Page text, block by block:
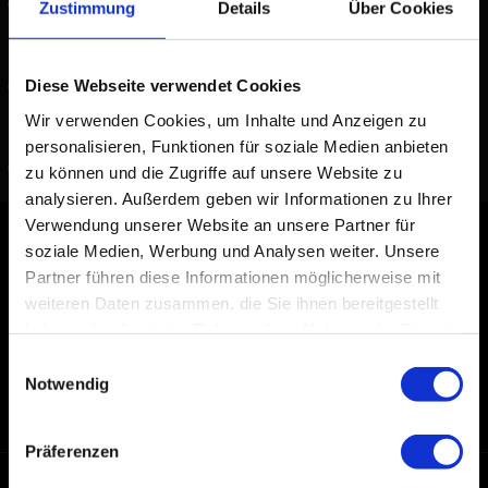
Zustimmung Details Über Cookies
Diese Webseite verwendet Cookies
Wir verwenden Cookies, um Inhalte und Anzeigen zu
personalisieren, Funktionen für soziale Medien anbieten
zu können und die Zugriffe auf unsere Website zu
analysieren. Außerdem geben wir Informationen zu Ihrer
Verwendung unserer Website an unsere Partner für
soziale Medien, Werbung und Analysen weiter. Unsere
Partner führen diese Informationen möglicherweise mit
weiteren Daten zusammen, die Sie ihnen bereitgestellt
Notwendig
Präferenzen
#FABRIKNEU •
#FABRIKNEU •
#FABRIKNEU
Folgen Sie uns